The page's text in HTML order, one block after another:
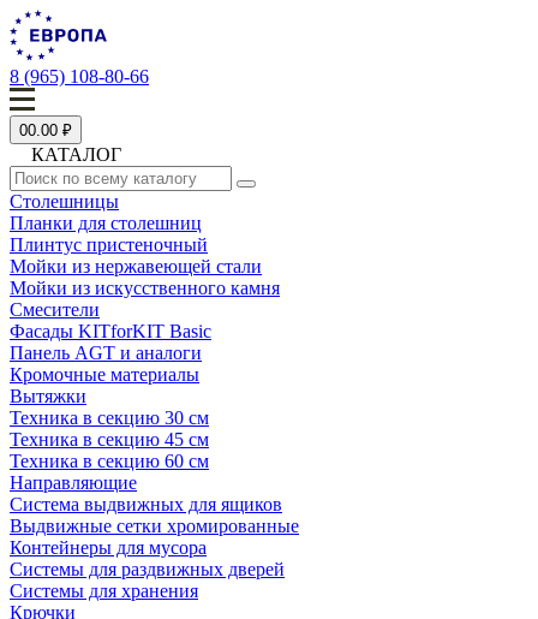
8 (965) 108-80-66
00.00 ₽
КАТАЛОГ
Столешницы
Планки для столешниц
Плинтус пристеночный
Мойки из нержавеющей стали
Мойки из искусственного камня
Смесители
Фасады KITforKIT Basic
Панель AGT и аналоги
Кромочные материалы
Вытяжки
Техника в секцию 30 см
Техника в секцию 45 см
Техника в секцию 60 см
Направляющие
Система выдвижных для ящиков
Выдвижные сетки хромированные
Контейнеры для мусора
Системы для раздвижных дверей
Системы для хранения
Крючки